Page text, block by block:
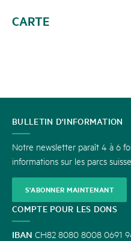
CARTE
CONTACT
BULLETIN D'INFORMATION
Notre newsletter paraît 4 à 6
informations sur les parcs
S'ABONNER MAINTENANT
COMPTE POUR LES DONS
IBAN CH82 8080 8008 0691